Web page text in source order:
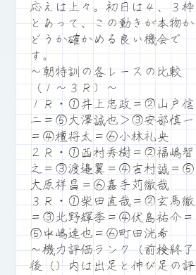
応えは上々。初日は４、３枠
とあって、この動きが本物か
どうか確かめる良い機会で
す。
～朝特訓の各レースの比較
（１～３Ｒ）～
１Ｒ・①井上忠政＝②山戸信
二＝⑤大澤誠也＞③安部慎一
＝④檀将太＝⑥小林礼央
２Ｒ・①西村秀樹＝②福嶋智
之＝③渡邉翼＝④吉村誠＝⑤
大原祥昌＝⑥嘉手苅徹哉
３Ｒ・①柴田直哉＝②玄馬徹
＝③北野輝季＝④伏島祐介＝
⑤中嶋達也＝⑥町田洸希
～機力評価ランク（前検終了
後（）内は出足と伸び足の評